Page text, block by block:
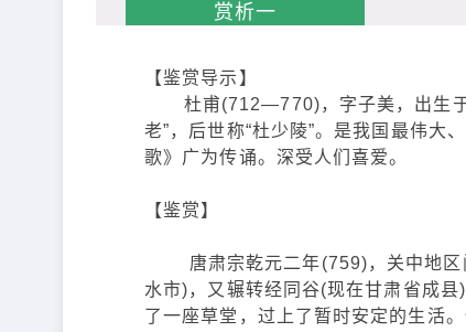
赏析一
【鉴赏导示】
杜甫(712—770)，字子美，出生于
老”，后世称“杜少陵”。是我国最伟大
歌》广为传诵。深受人们喜爱。
【鉴赏】
唐肃宗乾元二年(759)，关中地区
水市)，又辗转经同谷(现在甘肃省成
了一座草堂，过上了暂时安定的生活